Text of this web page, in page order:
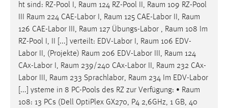
ht sind: RZ-Pool I, Raum 124 RZ-Pool II, Raum 109 RZ-Pool
Raum 224 CAE-Labor I, Raum 125 CAE-Labor II, Raum
126 CAE-Labor III, Raum 127 Übungs-Labor , Raum 108 Im
RZ-Pool I, II [...] verteilt: EDV-Labor I, Raum 106 EDV-
Labor II, (Projekte) Raum 206 EDV-Labor III, Raum 124
CAx-Labor I, Raum 239/240 CAx-Labor II, Raum 232 CAx-
Labor III, Raum 233 Sprachlabor, Raum 234 Im EDV-Labor
[...] ysteme in 8 PC-Pools des RZ zur Verfügung: • Raum
108: 13 PCs (Dell OptiPlex GX270, P4 2,6GHz, 1 GB, 40